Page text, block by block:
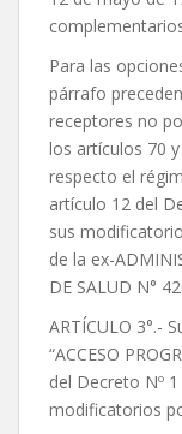
Para las
párrafo
receptores no
los artículos 70
respecto el
artículo 12 del
sus
de la ex-
DE SALUD N°
ARTÍCULO 3°.-
“ACCESO
del Decreto Nº
modificatorios